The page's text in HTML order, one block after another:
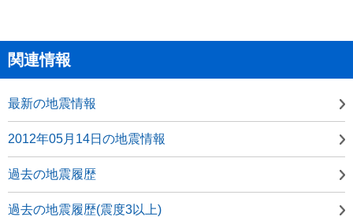
関連情報
最新の地震情報
2012年05月14日の地震情報
過去の地震履歴
過去の地震履歴(震度3以上)